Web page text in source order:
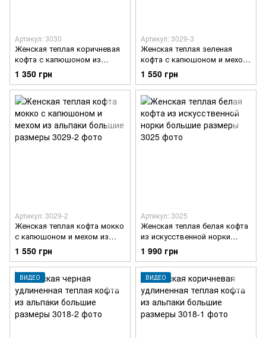
Артикул: 3030
Женская теплая коричневая
кофта с капюшоном из
альпаки с барашком
большие размеры
1 350 грн
Артикул: 3029-3
Женская теплая зеленая
кофта с капюшоном и мехом
из альпаки большие
размеры
1 550 грн
Артикул: 3029-2
Женская теплая кофта мокко
с капюшоном и мехом из
альпаки большие размеры
1 550 грн
Артикул: 3025
Женская теплая белая кофта
из искусственной норки
большие размеры
1 990 грн
ВИДЕО ВИДЕО